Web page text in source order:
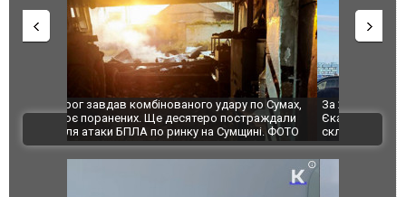
За 2000 кілометрів від кордону з Україною: в
Єкатеринбурзі після атаки дронів загорівся
склад Wildberries. ФОТО. ВІДЕО
"Мої
ВІДЕО